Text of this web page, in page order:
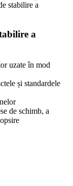
stabilire a
a
uzate în mod
și standardele
de schimb, a